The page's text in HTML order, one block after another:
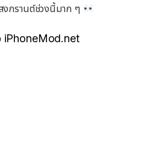
งกรานต์ช่วงนี้มาก ๆ
iPhoneMod.net